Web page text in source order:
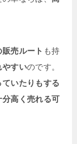
売ルート も持
やすいのです。
いたりもする
分高く売れる可